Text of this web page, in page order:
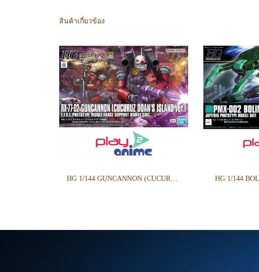
สินค้าเกี่ยวข้อง
HG 1/144 GUNCANNON (CUCURUZ DOAN’S ISLAND VER.) HG 1/144